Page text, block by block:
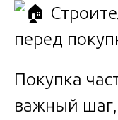
Покупка
важный